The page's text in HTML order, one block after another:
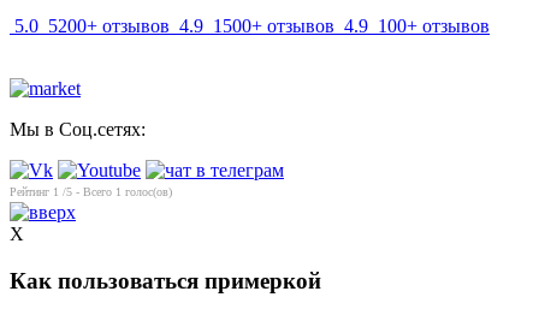
5.0 5200+ отзывов 4.9 1500+ отзывов 4.9 100+ отзывов
Мы в Соц.сетях:
Рейтинг 1 /5 - Всего 1 голос(ов)
X
Как пользоваться примеркой